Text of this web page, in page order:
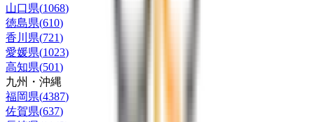
山口県(1068)
徳島県(610)
香川県(721)
愛媛県(1023)
高知県(501)
九州・沖縄
福岡県(4387)
佐賀県(637)